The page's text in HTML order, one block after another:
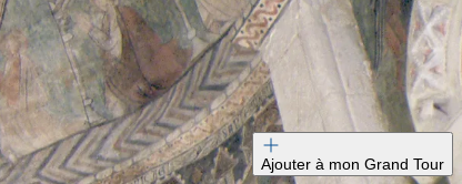
Ajouter à mon Grand Tour